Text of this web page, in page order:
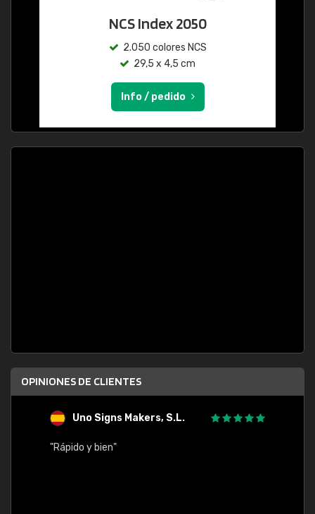
NCS Index 2050
2.050 colores NCS
29,5 x 4,5 cm
Info / pedido
OPINIONES DE CLIENTES
Uno Signs Makers, S.L.
"Rápido y bien"